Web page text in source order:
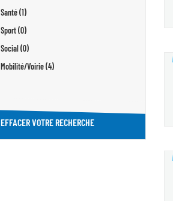
Santé (1)
Sport (0)
Social (0)
Mobilité/Voirie (4)
EFFACER VOTRE RECHERCHE